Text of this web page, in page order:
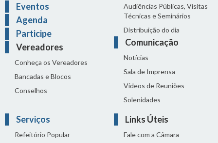
Eventos
Agenda
Participe
Vereadores
Conheça os Vereadores
Bancadas e Blocos
Conselhos
Audiências Públicas, Visitas
Técnicas e Seminários
Distribuição do dia
Comunicação
Notícias
Sala de Imprensa
Vídeos de Reuniões
Solenidades
Serviços
Refeitório Popular
Links Úteis
Fale com a Câmara